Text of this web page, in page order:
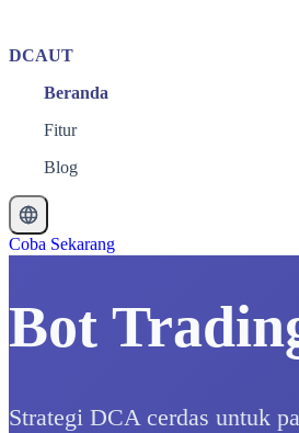
DCAUT
Beranda
Fitur
Blog
Coba Sekarang
Bot
Strategi DCA cerdas untuk